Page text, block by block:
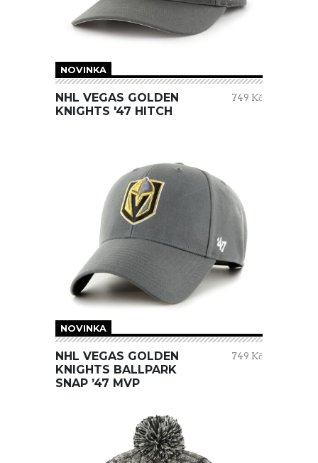
NOVINKA
NHL VEGAS GOLDEN
KNIGHTS '47 HITCH
749 Kč
NOVINKA
NHL VEGAS GOLDEN
KNIGHTS BALLPARK
SNAP ’47 MVP
749 Kč